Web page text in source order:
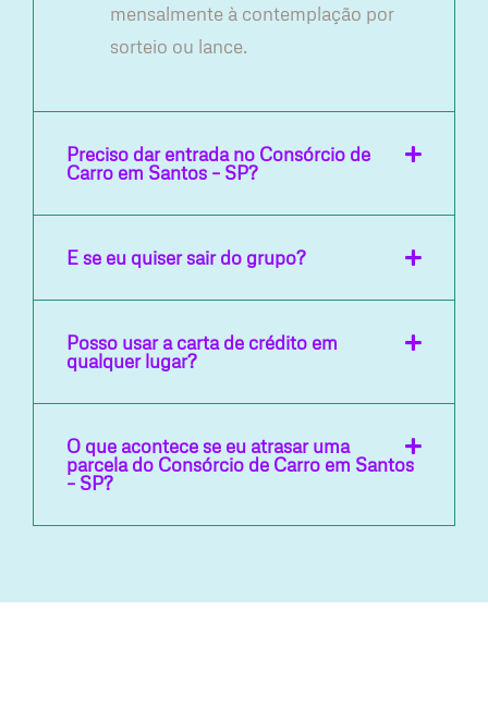
mensalmente à contemplação por
sorteio ou lance.
Preciso dar entrada no Consórcio de
Carro em Santos – SP?
E se eu quiser sair do grupo?
Posso usar a carta de crédito em
qualquer lugar?
O que acontece se eu atrasar uma
parcela do Consórcio de Carro em Santos
– SP?